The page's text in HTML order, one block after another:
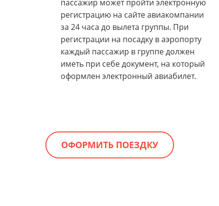
пассажир может пройти электронную
регистрацию на сайте авиакомпании
за 24 часа до вылета группы. При
регистрации на посадку в аэропорту
каждый пассажир в группе должен
иметь при себе документ, на который
оформлен электронный авиабилет.
ОФОРМИТЬ ПОЕЗДКУ